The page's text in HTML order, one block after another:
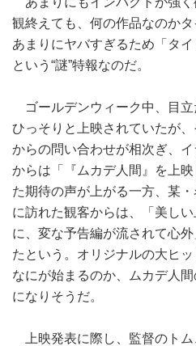
観終えても、何の作品なのかタ
あまりにヤバすぎるため「タイ
という“謎”特報なのだ。
ゴールデンウィーク中、目
ひっそりと上映されていたが
からの問い合わせが相次ぎ、
からは「『ムカデ人間』を上
た期待の声が上がる一方、某
に訪れた観客からは、「美し
に、変な予告編が流されて心
たという。オリジナルの大ヒ
なにが始まるのか、ムカデ人
になりそうだ。
上映発表に際し、監督のト